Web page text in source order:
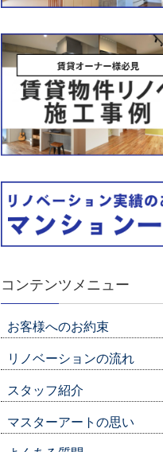
コンテンツメニュー
お客様へのお約束
リノベーションの流れ
スタッフ紹介
マスターアートの思い